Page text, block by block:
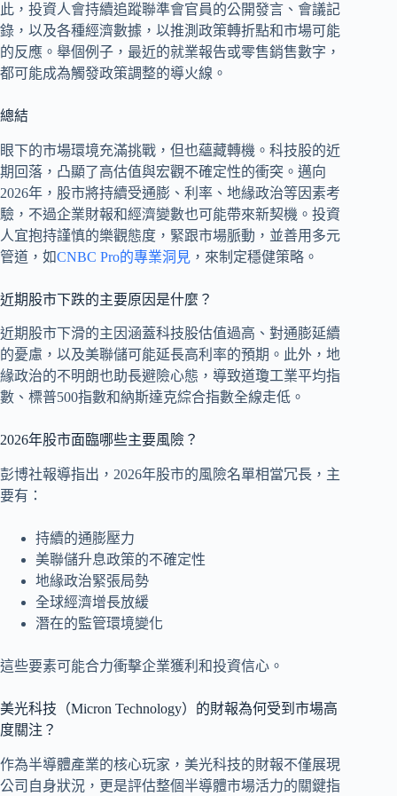
此，投資人會持續追蹤聯準會官員的公開發言、會議記
錄，以及各種經濟數據，以推測政策轉折點和市場可能
的反應。舉個例子，最近的就業報告或零售銷售數字，
都可能成為觸發政策調整的導火線。
總結
眼下的市場環境充滿挑戰，但也蘊藏轉機。科技股的近
期回落，凸顯了高估值與宏觀不確定性的衝突。邁向
2026年，股市將持續受通膨、利率、地緣政治等因素考
驗，不過企業財報和經濟變數也可能帶來新契機。投資
人宜抱持謹慎的樂觀態度，緊跟市場脈動，並善用多元
管道，如CNBC Pro的專業洞見 ，來制定穩健策略。
近期股市下跌的主要原因是什麼？
近期股市下滑的主因涵蓋科技股估值過高、對通膨延續
的憂慮，以及美聯儲可能延長高利率的預期。此外，地
緣政治的不明朗也助長避險心態，導致道瓊工業平均指
數、標普500指數和納斯達克綜合指數全線走低。
2026年股市面臨哪些主要風險？
彭博社報導指出，2026年股市的風險名單相當冗長，主
要有：
持續的通膨壓力
美聯儲升息政策的不確定性
地緣政治緊張局勢
全球經濟增長放緩
潛在的監管環境變化
這些要素可能合力衝擊企業獲利和投資信心。
美光科技（Micron Technology）的財報為何受到市場高
度關注？
作為半導體產業的核心玩家，美光科技的財報不僅展現
公司自身狀況，更是評估整個半導體市場活力的關鍵指